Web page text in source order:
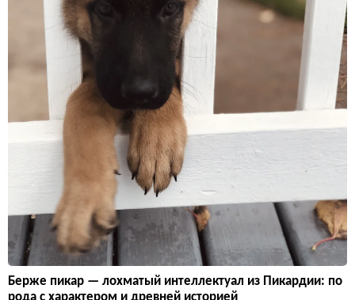
Берже пикар — лохматый интеллектуал из Пикардии: по
рода с характером и древней историей